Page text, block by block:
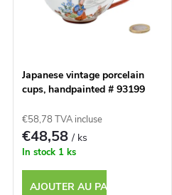
Japanese vintage porcelain
cups, handpainted # 93199
€58,78 TVA incluse
€48,58/ ks
In stock 1 ks
AJOUTER AU PANIER